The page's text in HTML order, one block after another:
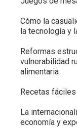
Cómo la
la tecnología y
Reformas
vulnerabilidad
alimentaria
Recetas
La
economía y